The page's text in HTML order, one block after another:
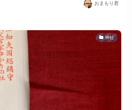
おまもり君
神社